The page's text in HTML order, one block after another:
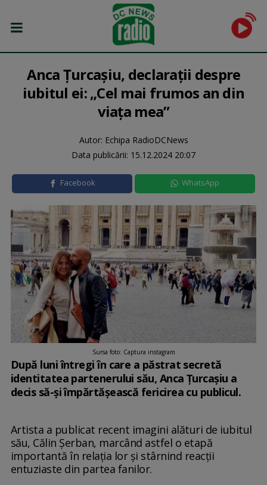
Anca Țurcașiu, declarații despre
iubitul ei: „Cel mai frumos an din
viața mea”
Autor: Echipa RadioDCNews
Data publicării: 15.12.2024 20:07
Facebook WhatsApp
Sursa foto: Captura instagram
După luni întregi în care a păstrat secretă
identitatea partenerului său, Anca Țurcașiu a
decis să-și împărtășească fericirea cu publicul.
Artista a publicat recent imagini alături de iubitul
său, Călin Șerban, marcând astfel o etapă
importantă în relația lor și stârnind reacții
entuziaste din partea fanilor.